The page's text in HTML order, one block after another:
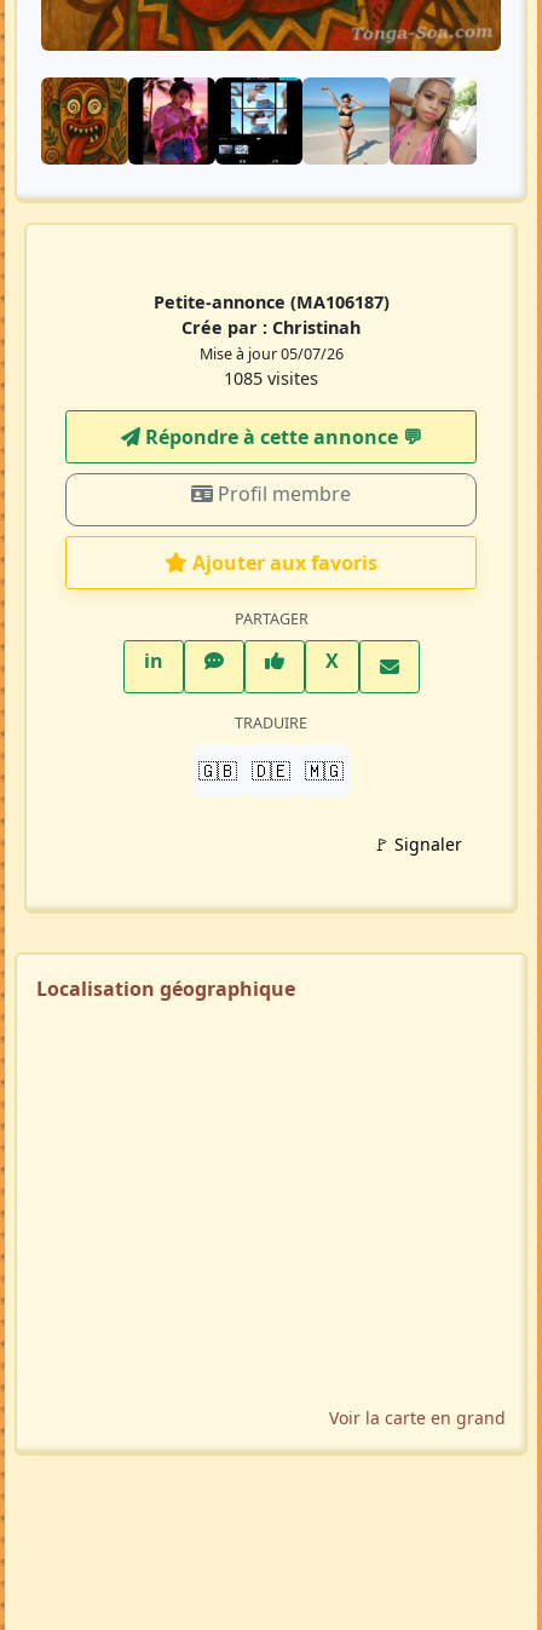
Petite-annonce (MA106187)
Crée par : Christinah
Mise à jour 05/07/26
1085 visites
Répondre à cette annonce 💬​
Profil membre
Ajouter aux favoris
PARTAGER
inLinkedInWhatsAppFacebook
XTwitter X
TRADUIRE
🇬🇧 🇩🇪 🇲🇬
🚩 Signaler
Localisation géographique
Voir la carte en grand